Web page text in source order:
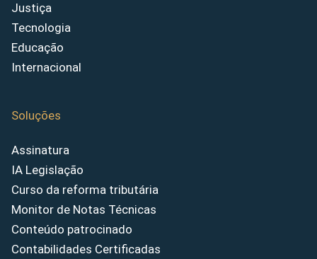
Justiça
Tecnologia
Educação
Internacional
Soluções
Assinatura
IA Legislação
Curso da reforma tributária
Monitor de Notas Técnicas
Conteúdo patrocinado
Contabilidades Certificadas